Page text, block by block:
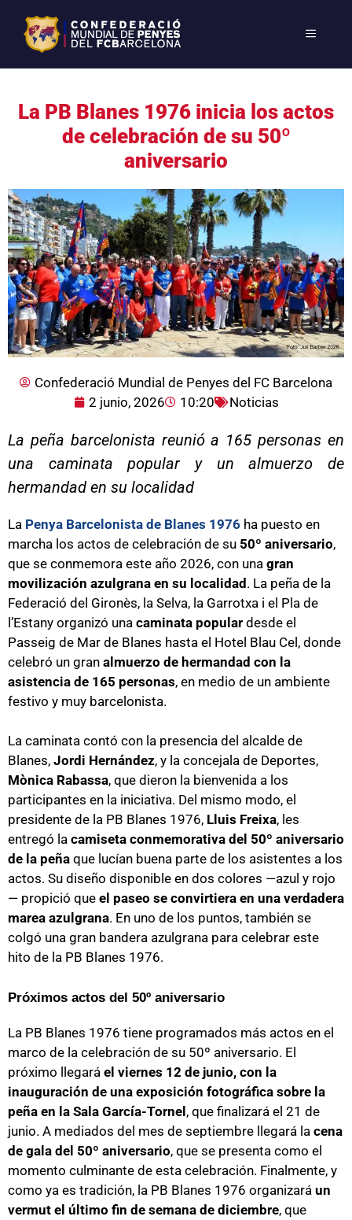
La PB Blanes 1976 inicia los actos
de celebración de su 50º
aniversario
Confederació Mundial de Penyes del FC Barcelona
2 junio, 2026
10:20 Noticias
La peña barcelonista reunió a 165 personas en
una caminata popular y un almuerzo de
hermandad en su localidad
La Penya Barcelonista de Blanes 1976 ha puesto en
marcha los actos de celebración de su 50º aniversario,
que se conmemora este año 2026, con una gran
movilización azulgrana en su localidad. La peña de la
Federació del Gironès, la Selva, la Garrotxa i el Pla de
l’Estany organizó una caminata popular desde el
Passeig de Mar de Blanes hasta el Hotel Blau Cel, donde
celebró un gran almuerzo de hermandad con la
asistencia de 165 personas, en medio de un ambiente
festivo y muy barcelonista.
La caminata contó con la presencia del alcalde de
Blanes, Jordi Hernández, y la concejala de Deportes,
Mònica Rabassa, que dieron la bienvenida a los
participantes en la iniciativa. Del mismo modo, el
presidente de la PB Blanes 1976, Lluis Freixa, les
entregó la camiseta conmemorativa del 50º aniversario
de la peña que lucían buena parte de los asistentes a los
actos. Su diseño disponible en dos colores —azul y rojo
— propició que el paseo se convirtiera en una verdadera
marea azulgrana. En uno de los puntos, también se
colgó una gran bandera azulgrana para celebrar este
hito de la PB Blanes 1976.
Próximos actos del 50º aniversario
La PB Blanes 1976 tiene programados más actos en el
marco de la celebración de su 50º aniversario. El
próximo llegará el viernes 12 de junio, con la
inauguración de una exposición fotográfica sobre la
peña en la Sala García-Tornel, que finalizará el 21 de
junio. A mediados del mes de septiembre llegará la cena
de gala del 50º aniversario, que se presenta como el
momento culminante de esta celebración. Finalmente, y
como ya es tradición, la PB Blanes 1976 organizará un
vermut el último fin de semana de diciembre, que